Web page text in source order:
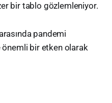
bir tablo gözlemleniyor.
pandemi
önemli bir etken olarak